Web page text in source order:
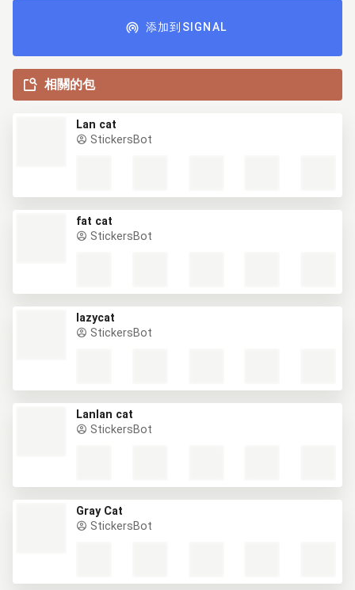
添加到SIGNAL
相關的包
Lan cat
StickersBot
fat cat
StickersBot
lazycat
StickersBot
Lanlan cat
StickersBot
Gray Cat
StickersBot